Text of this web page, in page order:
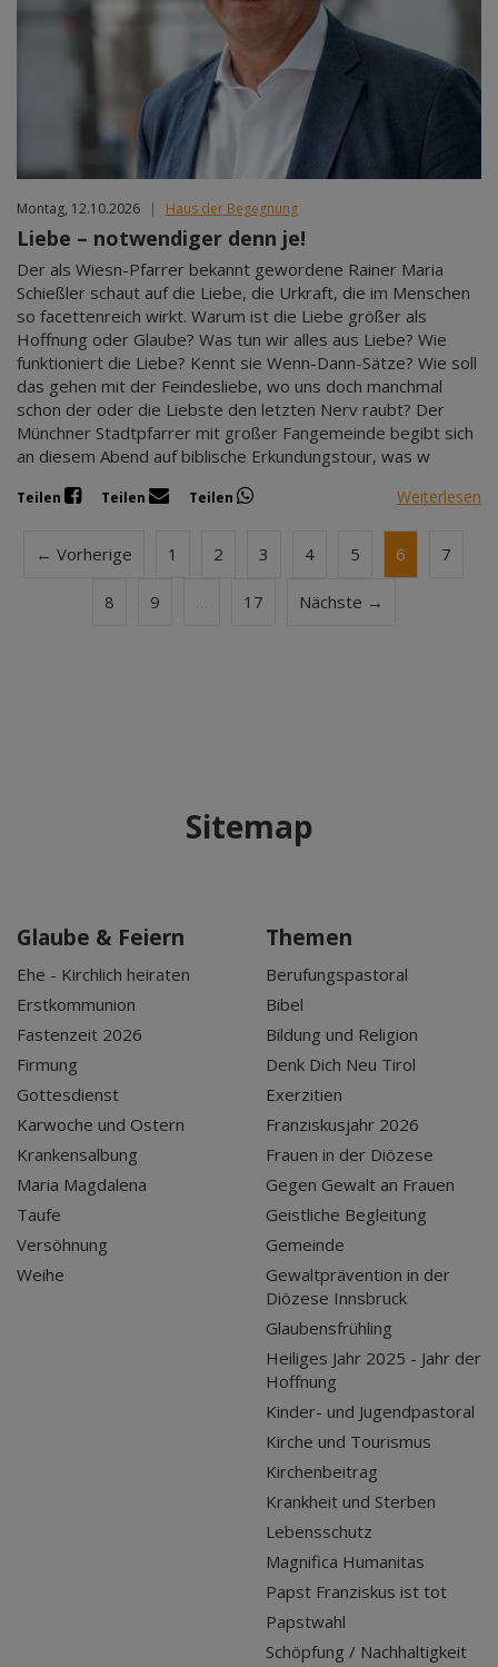
Montag, 12.10.2026 | Haus der Begegnung
Liebe – notwendiger denn je!
Der als Wiesn-Pfarrer bekannt gewordene Rainer Maria
Schießler schaut auf die Liebe, die Urkraft, die im Menschen
so facettenreich wirkt. Warum ist die Liebe größer als
Hoffnung oder Glaube? Was tun wir alles aus Liebe? Wie
funktioniert die Liebe? Kennt sie Wenn-Dann-Sätze? Wie soll
das gehen mit der Feindesliebe, wo uns doch manchmal
schon der oder die Liebste den letzten Nerv raubt? Der
Münchner Stadtpfarrer mit großer Fangemeinde begibt sich
an diesem Abend auf biblische Erkundungstour, was w
Teilen Teilen Teilen Weiterlesen
← Vorherige 1 2 3 4 5 6 7
8 9 17 Nächste →
Sitemap
Glaube & Feiern
Ehe - Kirchlich heiraten
Erstkommunion
Fastenzeit 2026
Firmung
Gottesdienst
Karwoche und Ostern
Krankensalbung
Maria Magdalena
Taufe
Versöhnung
Weihe
Themen
Berufungspastoral
Bibel
Bildung und Religion
Denk Dich Neu Tirol
Exerzitien
Franziskusjahr 2026
Frauen in der Diözese
Gegen Gewalt an Frauen
Geistliche Begleitung
Gemeinde
Gewaltprävention in der
Diözese Innsbruck
Glaubensfrühling
Heiliges Jahr 2025 - Jahr der
Hoffnung
Kinder- und Jugendpastoral
Kirche und Tourismus
Kirchenbeitrag
Krankheit und Sterben
Lebensschutz
Magnifica Humanitas
Papst Franziskus ist tot
Papstwahl
Schöpfung / Nachhaltigkeit